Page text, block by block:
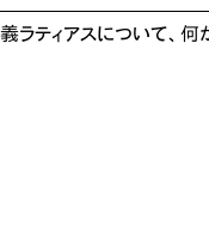
ラティアスについて、